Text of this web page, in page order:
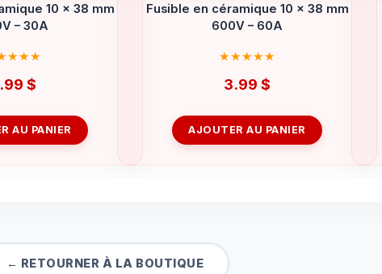
10 x 38 mm
– 30A
$
AU PANIER
Fusible en céramique 10 x 38 mm
600V – 60A
3.99 $
AJOUTER AU PANIER
← RETOURNER À LA BOUTIQUE